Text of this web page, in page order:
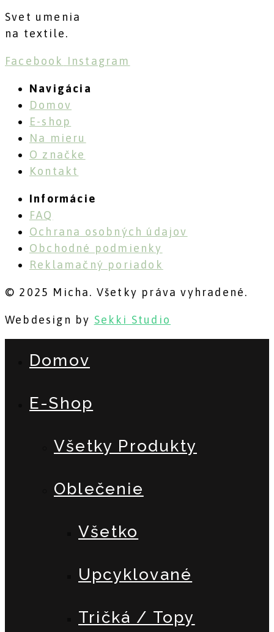
Svet umenia
na textile.
Facebook Instagram
Navigácia
Domov
E-shop
Na mieru
O značke
Kontakt
Informácie
FAQ
Ochrana osobných údajov
Obchodné podmienky
Reklamačný poriadok
© 2025 Micha. Všetky práva vyhradené.
Webdesign by Sekki Studio
Domov
E-Shop
Všetky Produkty
Oblečenie
Všetko
Upcyklované
Tričká / Topy